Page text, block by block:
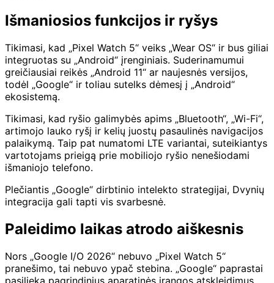
Išmaniosios funkcijos ir ryšys
Tikimasi, kad „Pixel Watch 5“ veiks „Wear OS“ ir bus giliai
integruotas su „Android“ įrenginiais. Suderinamumui
greičiausiai reikės „Android 11“ ar naujesnės versijos,
todėl „Google“ ir toliau sutelks dėmesį į „Android“
ekosistemą.
Tikimasi, kad ryšio galimybės apims „Bluetooth“, „Wi-Fi“,
artimojo lauko ryšį ir kelių juostų pasaulinės navigacijos
palaikymą. Taip pat numatomi LTE variantai, suteikiantys
vartotojams prieigą prie mobiliojo ryšio nenešiodami
išmaniojo telefono.
Plečiantis „Google“ dirbtinio intelekto strategijai, Dvynių
integracija gali tapti vis svarbesnė.
Paleidimo laikas atrodo aiškesnis
Nors „Google I/O 2026“ nebuvo „Pixel Watch 5“
pranešimo, tai nebuvo ypač stebina. „Google“ paprastai
pasilieka pagrindinius aparatinės įrangos atskleidimus